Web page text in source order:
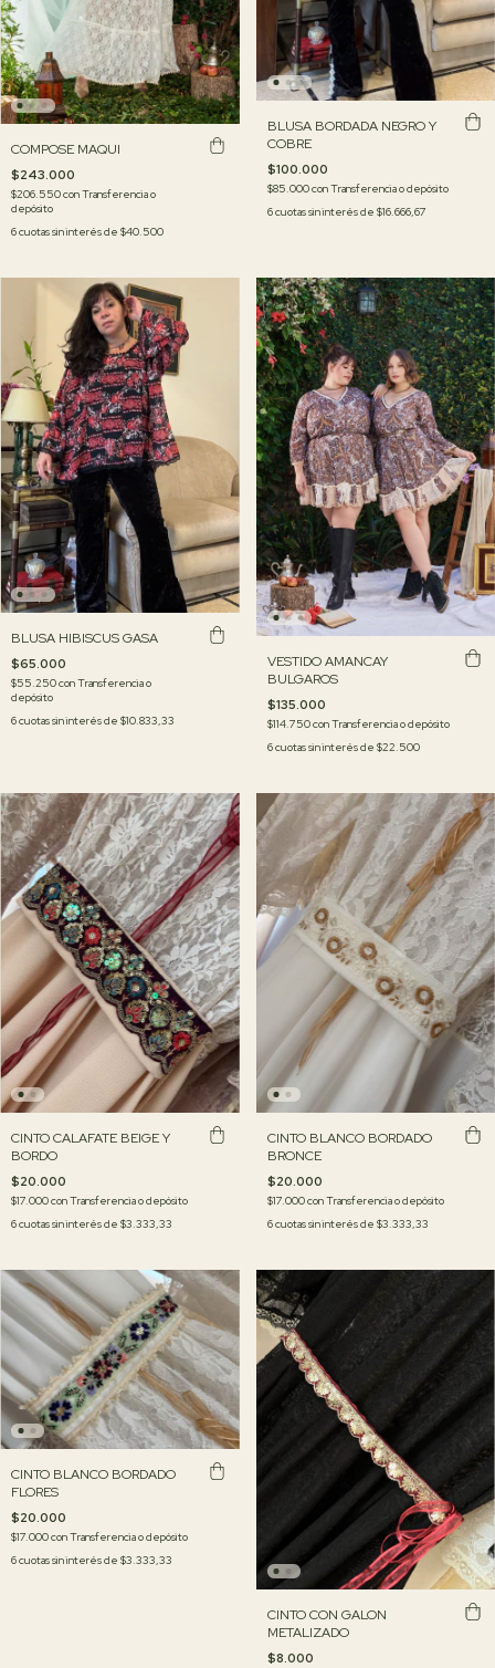
COMPOSE MAQUI
$243.000
$206.550conTransferencia o
depósito
6cuotas sin interés de $40.500
BLUSA BORDADA NEGRO Y
COBRE
$100.000
$85.000conTransferencia o depósito
6cuotas sin interés de $16.666,67
BLUSA HIBISCUS GASA
$65.000
$55.250conTransferencia o
depósito
6cuotas sin interés de $10.833,33
VESTIDO AMANCAY
BULGAROS
$135.000
$114.750conTransferencia o depósito
6cuotas sin interés de $22.500
CINTO CALAFATE BEIGE Y
BORDO
$20.000
$17.000conTransferencia o depósito
6cuotas sin interés de $3.333,33
CINTO BLANCO BORDADO
BRONCE
$20.000
$17.000conTransferencia o depósito
6cuotas sin interés de $3.333,33
CINTO BLANCO BORDADO
FLORES
$20.000
$17.000conTransferencia o depósito
6cuotas sin interés de $3.333,33
CINTO CON GALON
METALIZADO
$8.000